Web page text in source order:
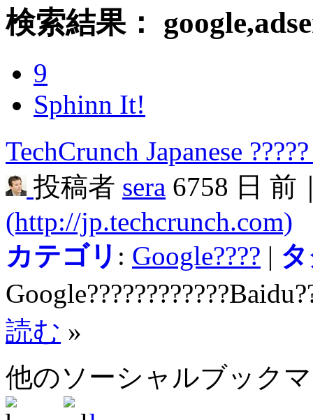
検索結果：
9
Sphinn It!
TechCrunch Japanese
投稿者 sera 6758 日 前
(http://jp.techcrunch.com)
カテゴリ : Google???? |
読む »
他のソーシャルブック